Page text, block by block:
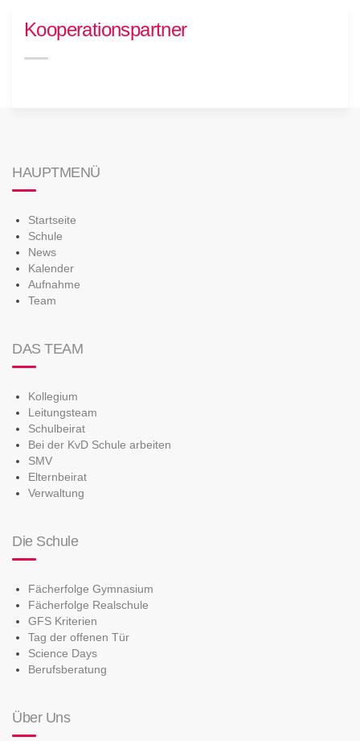
Kooperationspartner
HAUPTMENÜ
Startseite
Schule
News
Kalender
Aufnahme
Team
DAS TEAM
Kollegium
Leitungsteam
Schulbeirat
Bei der KvD Schule arbeiten
SMV
Elternbeirat
Verwaltung
Die Schule
Fächerfolge Gymnasium
Fächerfolge Realschule
GFS Kriterien
Tag der offenen Tür
Science Days
Berufsberatung
Über Uns